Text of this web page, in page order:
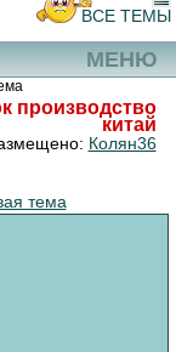
МЕНЮ
ВСЕ ТЕМЫ
производство
китай
Колян36
тема